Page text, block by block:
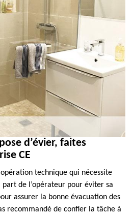
d’évier, faites
CE
opération technique qui nécessite
de l’opérateur pour éviter sa
assurer la bonne évacuation des
recommandé de confier la tâche à